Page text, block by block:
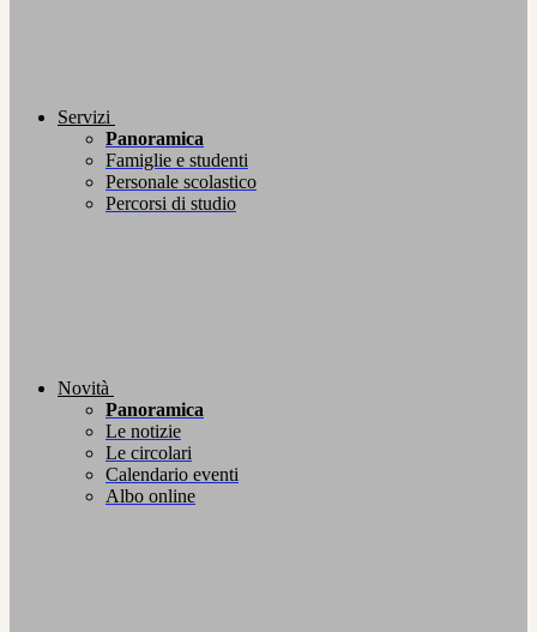
Servizi
Panoramica
Famiglie e studenti
Personale scolastico
Percorsi di studio
Novità
Panoramica
Le notizie
Le circolari
Calendario eventi
Albo online